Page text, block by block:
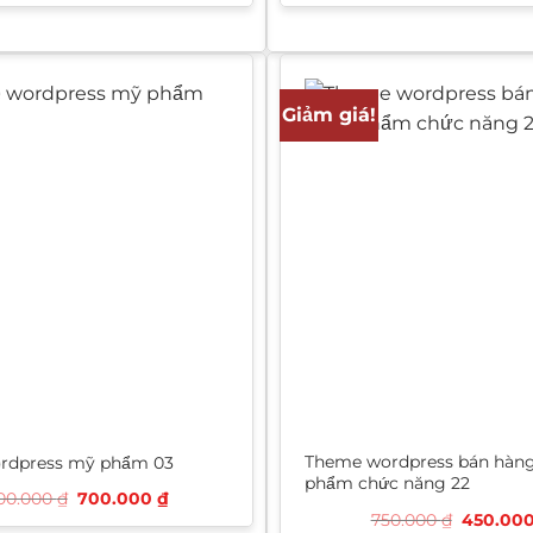
là: tại là:
mỹ phẩm 03
₫ Giá
700.000 ₫Giá
hiện
Giảm giá!
Theme wordpress bán
phẩm chức năng 22
750.000₫ Giá
450.000